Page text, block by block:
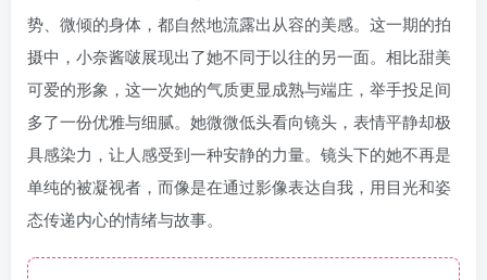
势、微倾的身体，都自然地流露出从容的美感。这一期的拍
摄中，小奈酱啵展现出了她不同于以往的另一面。相比甜美
可爱的形象，这一次她的气质更显成熟与端庄，举手投足间
多了一份优雅与细腻。她微微低头看向镜头，表情平静却极
具感染力，让人感受到一种安静的力量。镜头下的她不再是
单纯的被凝视者，而像是在通过影像表达自我，用目光和姿
态传递内心的情绪与故事。